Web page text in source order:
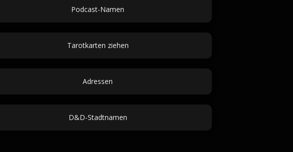
Podcast-Namen
Tarotkarten ziehen
Adressen
D&D-Stadtnamen